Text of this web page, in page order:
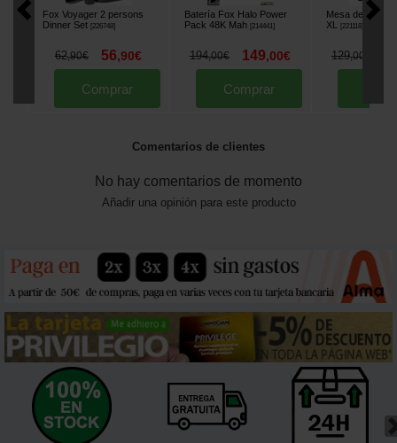
Fox Voyager 2 persons
Dinner Set [226748]
62,90€ 56,90€
Comprar
Batería Fox Halo Power
Pack 48K Mah [214441]
194,00€ 149,00€
Comprar
Mesa de Bivvy
XL [221118]
129,00
Comentarios de clientes
No hay comentarios de momento
Añadir una opinión para este producto